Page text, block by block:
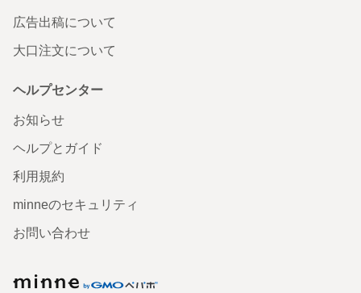
広告出稿について
大口注文について
ヘルプセンター
お知らせ
ヘルプとガイド
利用規約
minneのセキュリティ
お問い合わせ